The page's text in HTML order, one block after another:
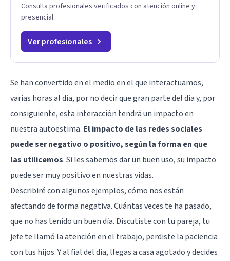
Consulta profesionales verificados con atención online y
presencial.
Ver profesionales
Se han convertido en el medio en el que interactuamos,
varias horas al día, por no decir que gran parte del día y, por
consiguiente, esta interacción tendrá un impacto en
nuestra autoestima. El impacto de las redes sociales
puede ser negativo o positivo, según la forma en que
las utilicemos. Si les sabemos dar un buen uso, su impacto
puede ser muy positivo en nuestras vidas.
Describiré con algunos ejemplos, cómo nos están
afectando de forma negativa. Cuántas veces te ha pasado,
que no has tenido un buen día. Discutiste con tu pareja, tu
jefe te llamó la atención en el trabajo, perdiste la paciencia
con tus hijos. Y al fial del día, llegas a casa agotado y decides